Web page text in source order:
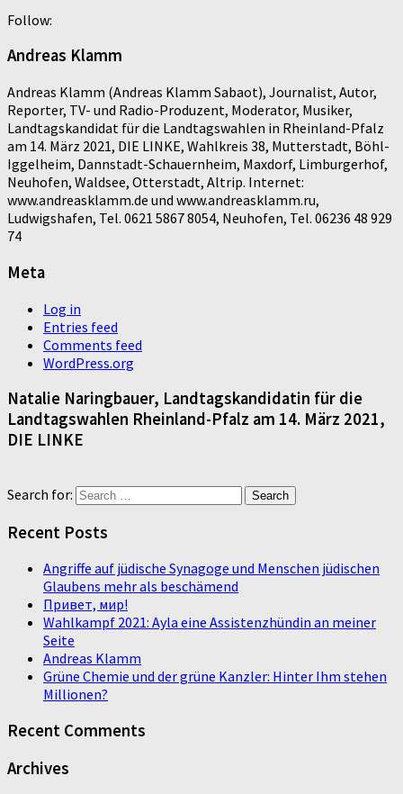
Follow:
Andreas Klamm
Andreas Klamm (Andreas Klamm Sabaot), Journalist, Autor,
Reporter, TV- und Radio-Produzent, Moderator, Musiker,
Landtagskandidat für die Landtagswahlen in Rheinland-Pfalz
am 14. März 2021, DIE LINKE, Wahlkreis 38, Mutterstadt, Böhl-
Iggelheim, Dannstadt-Schauernheim, Maxdorf, Limburgerhof,
Neuhofen, Waldsee, Otterstadt, Altrip. Internet:
www.andreasklamm.de und www.andreasklamm.ru,
Ludwigshafen, Tel. 0621 5867 8054, Neuhofen, Tel. 06236 48 929
74
Meta
Log in
Entries feed
Comments feed
WordPress.org
Natalie Naringbauer, Landtagskandidatin für die
Landtagswahlen Rheinland-Pfalz am 14. März 2021,
DIE LINKE
Search for:
Recent Posts
Angriffe auf jüdische Synagoge und Menschen jüdischen
Glaubens mehr als beschämend
Привет, мир!
Wahlkampf 2021: Ayla eine Assistenzhündin an meiner
Seite
Andreas Klamm
Grüne Chemie und der grüne Kanzler: Hinter Ihm stehen
Millionen?
Recent Comments
Archives